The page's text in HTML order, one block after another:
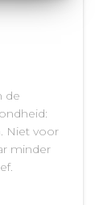
de
Niet voor
minder